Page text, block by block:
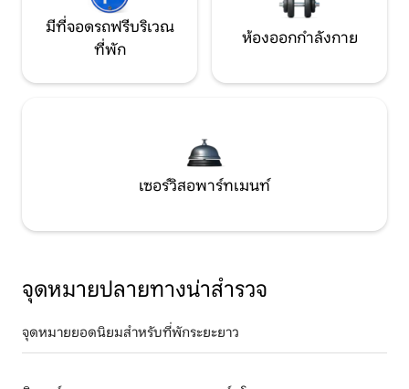
มีที่จอดรถฟรีบริเวณ
ที่พัก
ห้องออกกำลังกาย
เซอร์วิสอพาร์ทเมนท์
จุดหมายปลายทางน่าสำรวจ
จุดหมายยอดนิยมสำหรับที่พักระยะยาว